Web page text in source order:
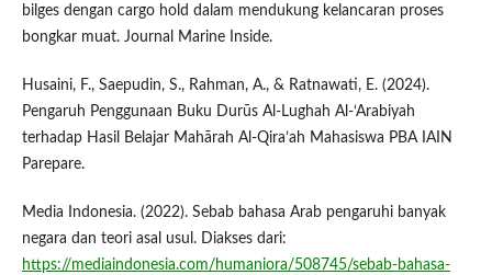
bilges dengan cargo hold dalam mendukung kelancaran proses
bongkar muat. Journal Marine Inside.
Husaini, F., Saepudin, S., Rahman, A., & Ratnawati, E. (2024).
Pengaruh Penggunaan Buku Durūs Al-Lughah Al-‘Arabiyah
terhadap Hasil Belajar Mahārah Al-Qira’ah Mahasiswa PBA IAIN
Parepare.
Media Indonesia. (2022). Sebab bahasa Arab pengaruhi banyak
negara dan teori asal usul. Diakses dari:
https://mediaindonesia.com/humaniora/508745/sebab-bahasa-